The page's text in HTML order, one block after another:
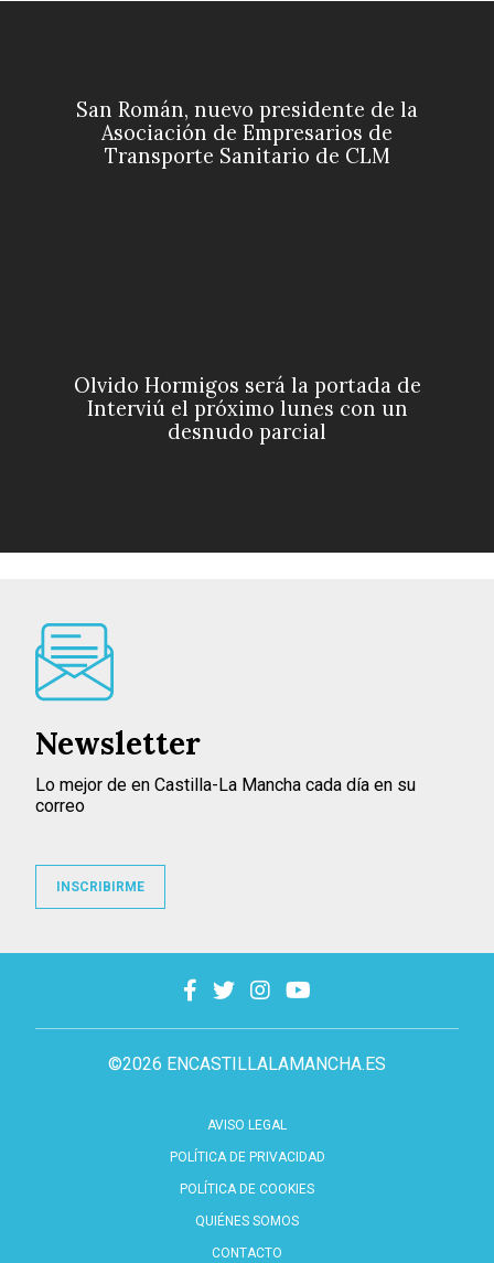
San Román, nuevo presidente de la
Asociación de Empresarios de
Transporte Sanitario de CLM
Olvido Hormigos será la portada de
Interviú el próximo lunes con un
desnudo parcial
©2026 ENCASTILLALAMANCHA.ES
AVISO LEGAL
POLÍTICA DE PRIVACIDAD
POLÍTICA DE COOKIES
QUIÉNES SOMOS
CONTACTO
Newsletter
Lo mejor de en Castilla-La Mancha cada día en su
correo
INSCRIBIRME